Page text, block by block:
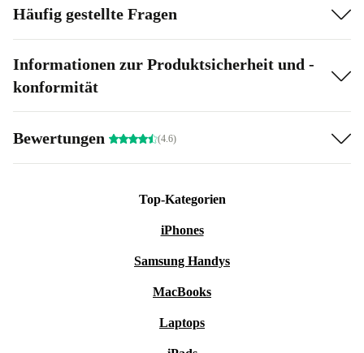
Häufig gestellte Fragen
Informationen zur Produktsicherheit und -
konformität
Bewertungen (4.6)
Top-Kategorien
iPhones
Samsung Handys
MacBooks
Laptops